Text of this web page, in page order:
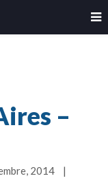
–
2014 |